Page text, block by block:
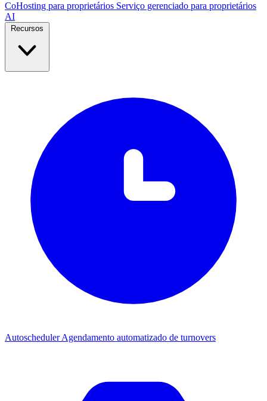
CoHosting para proprietários Serviço gerenciado para proprietários
AI
AutoschedulerAgendamento automatizado de turnovers